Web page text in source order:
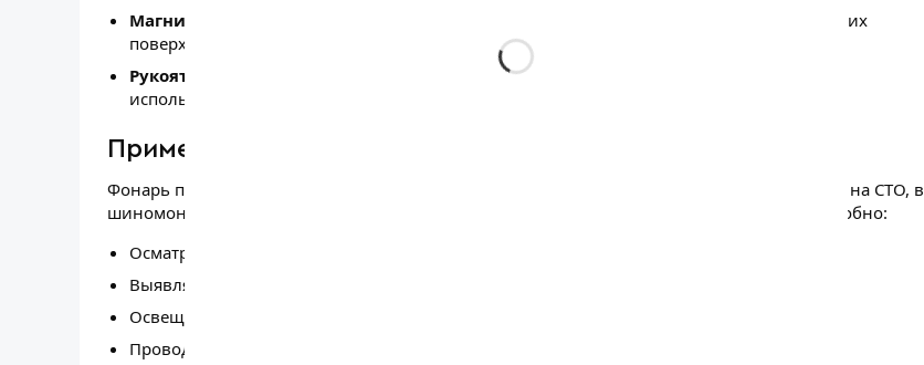
Магнитное крепление на нижней части
надёжно фиксирует фонарь на металлических
поверхностях, освобождая руки для работы.
Рукоятка регулируется на 180°
, что позволяет направлять свет под любым углом и
использовать фонарь в ограниченном пространстве.
Применение
Фонарь предназначен для профессионального использования в детейлинговых центрах, на СТО, в
шиномонтаже, при проведении технических осмотров и диагностики. С его помощью удобно:
Осматривать кузовные панели, днище, колёсные арки и моторный отсек;
Выявлять царапины, сколы, голограммы и другие дефекты лакокрасочного покрытия;
Освещать рабочую зону при полировке, нанесении защитных покрытий и монтаже;
Проводить диагностику в условиях недостаточного освещения.